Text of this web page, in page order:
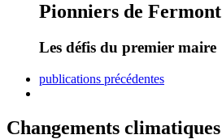
Pionniers de Fermont
Les défis du premier maire
publications précédentes
Changements climatiques